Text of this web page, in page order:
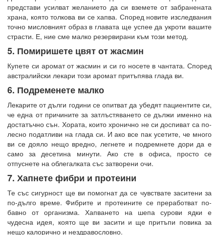
представи усилват желанието да си вземете от забранената
храна, която толкова ви се хапва. Според новите изследвания
точно мисловният образ в главата ще успее да укроти вашите
страсти. Е, ние сме малко резервирани към този метод.
5. Помиришете цвят от жасмин
Купете си аромат от жасмин и си го носете в чантата. Според
австралийски лекари този аромат притъпява глада ви.
6. Подременете малко
Лекарите от дълги години се опитват да убедят пациентите си,
че една от причините за затлъстяването се дължи именно на
достатъчно сън. Хората, които хронично не си доспиват са по-
лесно податливи на глада си. И ако все пак усетите, че много
ви се дояло нещо вредно, легнете и подремнете дори да е
само за десетина минути. Ако сте в офиса, просто се
отпуснете на облегалката със затворени очи.
7. Хапнете фибри и протеини
Те със сигурност ще ви помогнат да се чувствате заситени за
по-дълго време. Фибрите и протеините се преработват по-
бавно от организма. Хапването на шепа сурови ядки е
чудесна идея, която ще ви засити и ще притъпи повика за
нещо калорично и нездравословно.